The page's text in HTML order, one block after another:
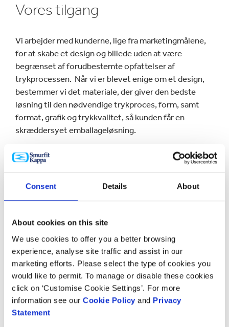
Consent Details About
About cookies on this site
We use cookies to offer you a better browsing
experience, analyse site traffic and assist in our
marketing efforts. Please select the type of cookies you
would like to permit. To manage or disable these cookies
click on ‘Customise Cookie Settings’. For more
information see our Cookie Policy and Privacy
Statement
Vores tilgang
Vi arbejder med kunderne, lige fra marketingmålene,
for at skabe et design og billede uden at være
begrænset af forudbestemte opfattelser af
trykprocessen. Når vi er blevet enige om et design,
bestemmer vi det materiale, der giver den bedste
løsning til den nødvendige trykproces, form, samt
format, grafik og trykkvalitet, så kunden får en
skræddersyet emballageløsning.
Hvordan kan du få glæde af
det?
stor effekt på brandgenkendelsen og -opfattelsen,
der påvirker salget. Alt imens hyldepladsen bliver
mere konkurrencepræget, kan tryk af lav kvalitet
ødelægge brandets værdi og reducere kundens tillid.
Det er blevet mere og mere vigtigt, at den sekundære
emballage matcher den primære emballage.
Vil du vide mere?